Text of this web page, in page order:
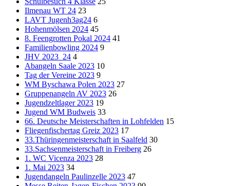
Ilmenau WT 24 23
LAVT Jugenh3ag24 6
Hohenmölsen 2024 45
8. Feengrotten Pokal 2024 41
Familienbowling 2024 9
JHV 2023_24 4
Abangeln Saale 2023 10
Tag der Vereine 2023 9
WM Byschawa Polen 2023 27
Gruppenangeln AV 2023 26
Jugendzeltlager 2023 19
Jugend WM Budweis 33
66. Deutsche Meisterschaften in Lohfelden 15
Fliegenfischertag Greiz 2023 17
33.Thüringenmeisterschaft in Saalfeld 30
33.Sachsenmeisterschaft in Freiberg 26
1. WC Vicenza 2023 28
1. Mai 2023 34
Jugendangeln Paulinzelle 2023 47